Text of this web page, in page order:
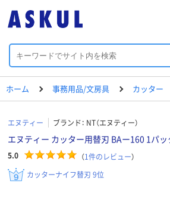
ホーム 事務用品/文房具 カッター
エヌティー ブランド： NT（エヌティー）
エヌティー カッター用替刃 BAー160 1パッ
5.0 （1件のレビュー）
カッターナイフ替刃 9位